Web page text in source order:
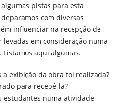
pistas para esta
com diversas
influenciar na recepção de
em consideração numa
aqui algumas:
exibição da obra foi realizada?
para recebê-la?
estudantes numa atividade